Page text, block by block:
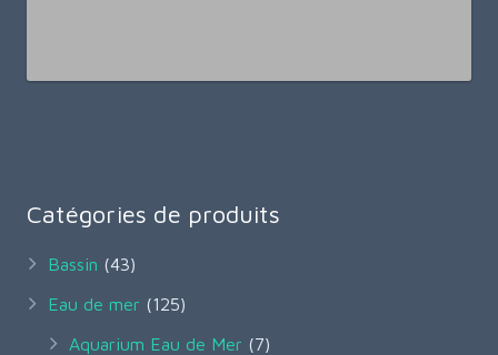
Catégories de produits
Bassin (43)
Eau de mer (125)
Aquarium Eau de Mer (7)